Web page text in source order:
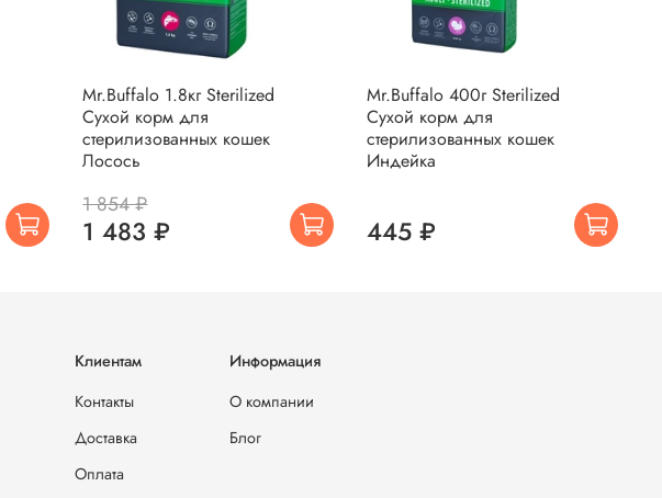
Mr.Buffalo 1.8кг Sterilized
Сухой корм для
стерилизованных кошек
Лосось
1 854 ₽
1 483 ₽
Mr.Buffalo 400г Sterilized
Сухой корм для
стерилизованных кошек
Индейка
445 ₽
Клиентам
Контакты
Доставка
Оплата
Информация
О компании
Блог